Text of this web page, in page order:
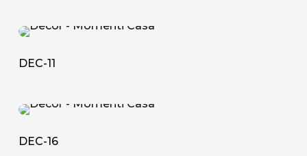
DEC-
DEC-11
DEC-
DEC-16